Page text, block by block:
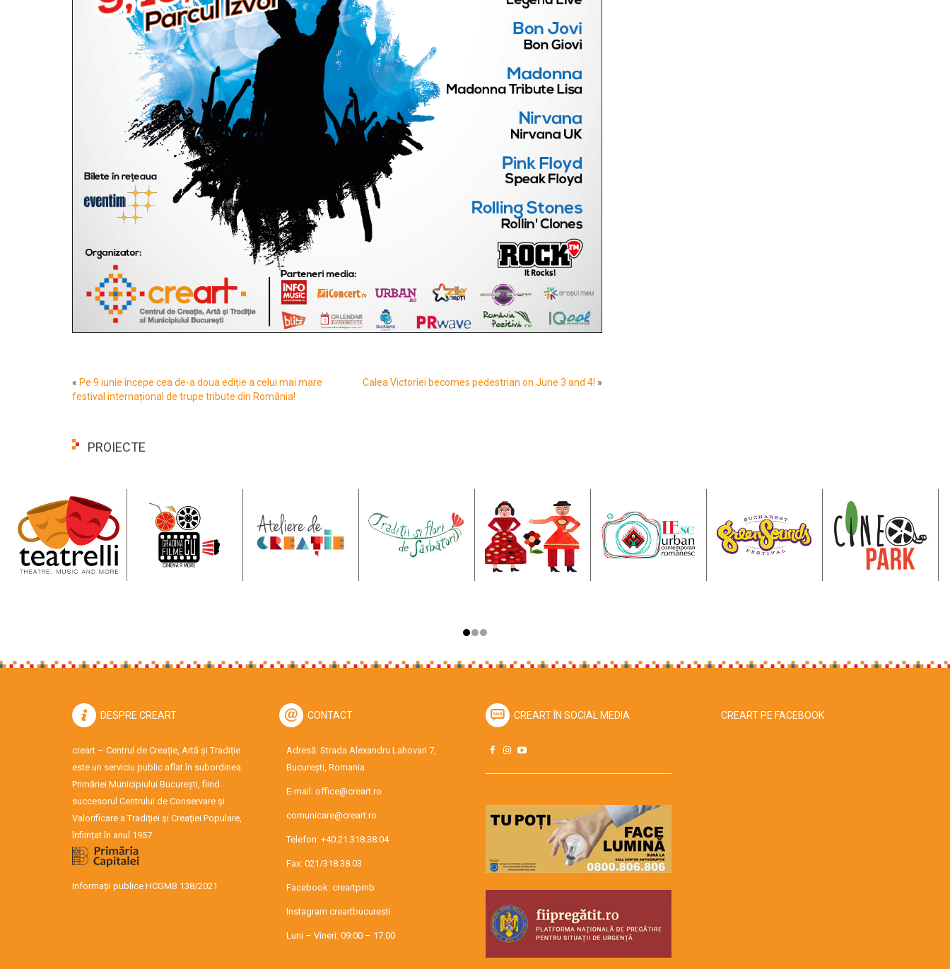
« Pe 9 iunie începe cea de-a doua ediție a celui mai mare
festival internațional de trupe tribute din România!
Calea Victoriei becomes pedestrian on June 3 and 4! »
PROIECTE
DESPRE CREART
creart – Centrul de Creație, Artă și Tradiție
este un serviciu public aflat în subordinea
Primăriei Municipiului București, fiind
succesorul Centrului de Conservare şi
Valorificare a Tradiţiei şi Creaţiei Populare,
înființat în anul 1957.
Informații publice HCGMB 138/2021
CONTACT
Adresă: Strada Alexandru Lahovari 7,
București, Romania
E-mail: office@creart.ro
comunicare@creart.ro
Telefon: +40.21.318.38.04
Fax: 021/318.38.03
Facebook: creartpmb
Instagram creartbucuresti
Luni – Vineri: 09:00 – 17:00
CREART ÎN SOCIAL MEDIA CREART PE FACEBOOK